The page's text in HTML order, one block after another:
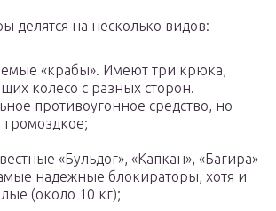
делятся на несколько видов:
«крабы». Имеют три крюка,
колесо с разных сторон.
противоугонное средство, но
громоздкое;
«Бульдог», «Капкан», «Багира»
надежные блокираторы, хотя и
(около 10 кг);